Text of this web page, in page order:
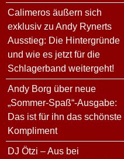
Calimeros äußern sich
exklusiv zu Andy Rynerts
Ausstieg: Die Hintergründe
und wie es jetzt für die
Schlagerband weitergeht!
Andy Borg über neue
„Sommer-Spaß“-Ausgabe:
Das ist für ihn das schönste
Kompliment
DJ Ötzi – Aus bei